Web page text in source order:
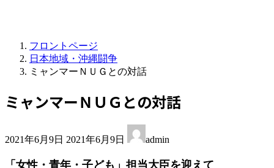
フロントページ
日本地域・沖縄闘争
ミャンマーＮＵＧとの対話
ミャンマーＮＵＧとの対話
2021年6月9日 終
2021年6月9日 admin
「女性・青年・子ども」担当大臣を迎えて